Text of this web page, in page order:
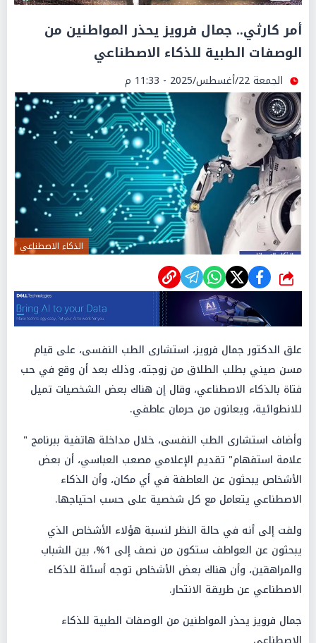
أمر كارثي.. جمال فرويز يحذر المواطنين من
الوصفات الطبية للذكاء الاصطناعي
الجمعة 22/أغسطس/2025 - 11:33 م
الذكاء الاصطناعي
شارك
علق الدكتور جمال فرويز، استشارى الطب النفسى، على قيام
مسن صيني بطلب الطلاق من زوجته، وذلك بعد أن وقع في حب
فتاة بالذكاء الاصطناعي، وقال إن هناك بعض الشخصيات تميل
للانطوائية، ويعانون من حرمان عاطفي.
وأضاف استشارى الطب النفسى، خلال مداخلة هاتفية ببرنامج "
علامة استفهام" تقديم الإعلامي مصعب العباسي، أن بعض
الأشخاص يبحثون عن العاطفة في أي مكان، وأن الذكاء
الاصطناعي يتعامل مع كل شخصية على حسب احتياجها.
ولفت إلى أنه في حالة النظر لنسبة هؤلاء الأشخاص الذي
يبحثون عن العواطف ستكون من نصف إلى 1%، بين الشباب
والمراهقين، وأن هناك بعض الأشخاص توجه أسئلة للذكاء
الاصطناعي عن طريقة الانتحار.
جمال فرويز يحذر المواطنين من الوصفات الطبية للذكاء